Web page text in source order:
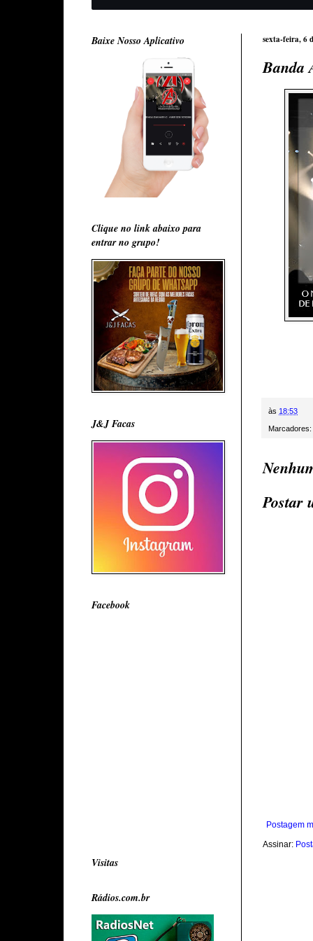
sexta-feira, 6
Banda
às 18:53
Marcadores:
Postar
Postagem
Assinar:
Baixe Nosso Aplicativo
Clique no link abaixo para
entrar no grupo!
J&J Facas
Facebook
Visitas
Rádios.com.br